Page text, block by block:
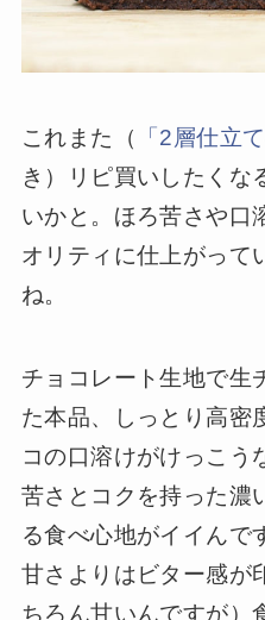
これまた（ 「2層仕立
き）リピ買いしたくな
いかと。ほろ苦さや口
オリティに仕上がって
ね。
チョコレート生地で生
た本品、しっとり高密
コの口溶けがけっこう
苦さとコクを持った濃
る食べ心地がイイんで
甘さよりはビター感が
ちろん甘いんですが）